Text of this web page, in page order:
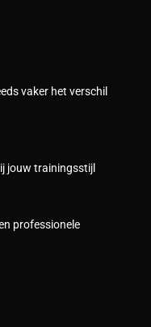
vaker het verschil
jouw trainingsstijl
professionele